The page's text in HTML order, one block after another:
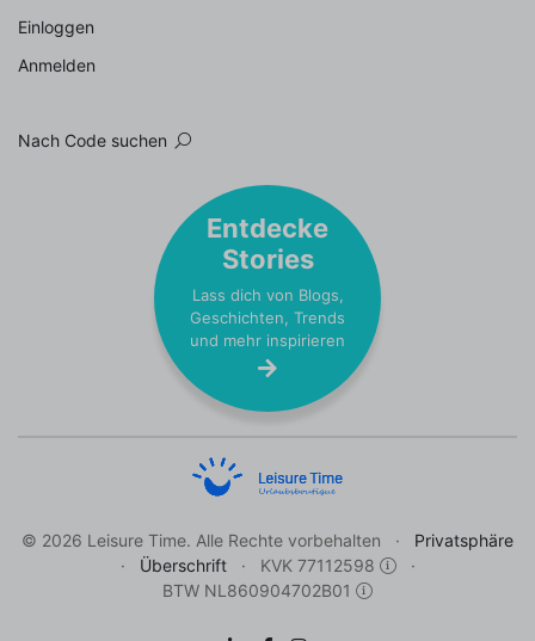
Einloggen
Anmelden
Nach Code suchen
Entdecke
Stories
Lass dich von Blogs,
Geschichten, Trends
und mehr inspirieren
© 2026 Leisure Time. Alle Rechte vorbehalten
Privatsphäre
Überschrift
KVK 77112598
BTW NL860904702B01